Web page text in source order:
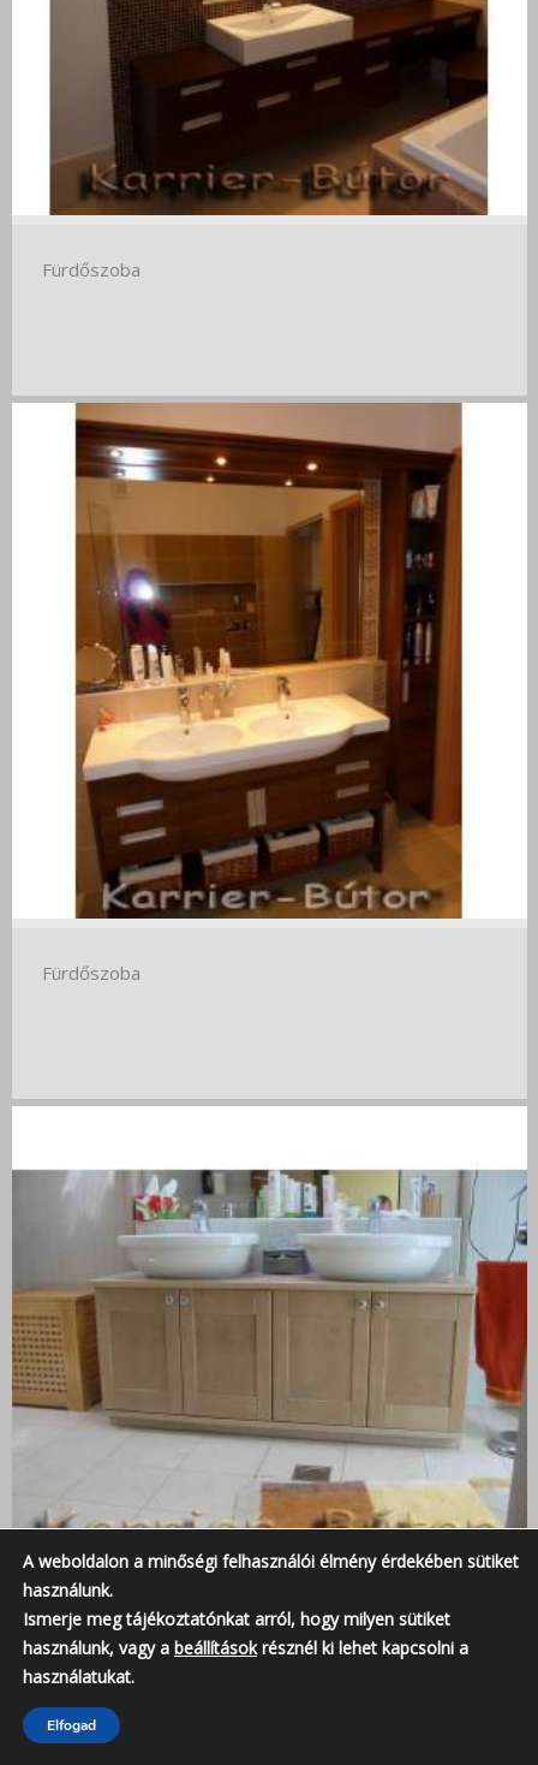
Fürdőszoba
Fürdőszoba
Fürdőszoba
A weboldalon a minőségi felhasználói élmény érdekében sütiket
használunk.
Ismerje meg tájékoztatónkat arról, hogy milyen sütiket
használunk, vagy a beállításokrésznél ki lehet kapcsolni a
használatukat.
Elfogad